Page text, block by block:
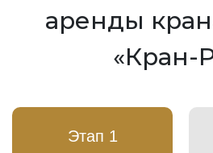
аренды
«Кран-
Этап 1